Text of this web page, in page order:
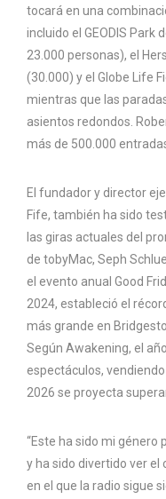
tocará en una
incluido el GEODIS Park
23.000 personas), el
(30.000) y el Globe Life
mientras que las
asientos redondos.
más de 500.000
El fundador y director
Fife, también ha sido
las giras actuales del
de tobyMac, Seph
el evento anual Good
2024, estableció el
más grande en
Según Awakening, el
espectáculos,
2026 se proyecta
“Este ha sido mi género
y ha sido divertido ver el
en el que la radio sigue